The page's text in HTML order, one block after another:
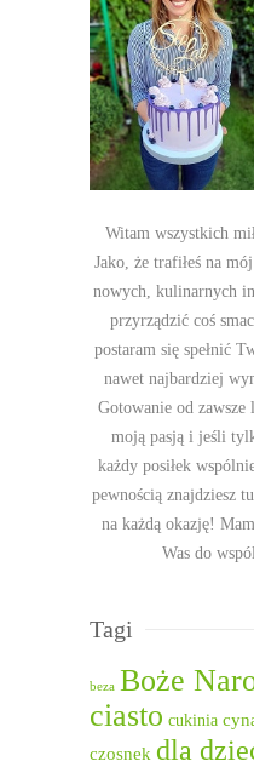
Witam wszystkich
Jako, że trafiłeś na
nowych, kulinarnych
przyrządzić coś
postaram się spełnić
nawet najbardziej
Gotowanie od zawsze
moją pasją i jeśli
każdy posiłek
pewnością znajdziesz
na każdą okazję!
Was do
Tagi
beza Boże
ciasto cukinia
czosnek dla